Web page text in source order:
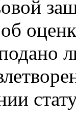
об